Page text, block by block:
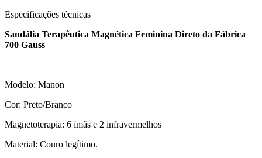
Especificações técnicas
Sandália Terapêutica Magnética Feminina Direto da Fábrica
700 Gauss
Modelo: Manon
Cor: Preto/Branco
Magnetoterapia: 6 ímãs e 2 infravermelhos
Material: Couro legítimo.